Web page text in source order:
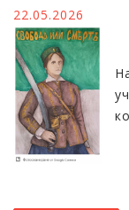
22.05.2026